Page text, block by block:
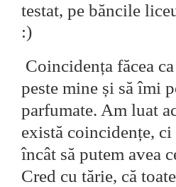
testat, pe băncile
:)
Coincidența făcea
peste mine și să îmi
parfumate. Am luat
există coincidențe,
încât să putem avea
Cred cu tărie, că